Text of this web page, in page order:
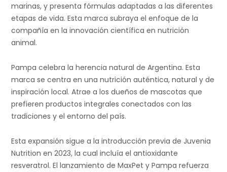
marinas, y presenta fórmulas adaptadas a las diferentes
etapas de vida. Esta marca subraya el enfoque de la
compañía en la innovación científica en nutrición
animal.
Pampa celebra la herencia natural de Argentina. Esta
marca se centra en una nutrición auténtica, natural y de
inspiración local. Atrae a los dueños de mascotas que
prefieren productos integrales conectados con las
tradiciones y el entorno del país.
Esta expansión sigue a la introducción previa de Juvenia
Nutrition en 2023, la cual incluía el antioxidante
resveratrol. El lanzamiento de MaxPet y Pampa refuerza